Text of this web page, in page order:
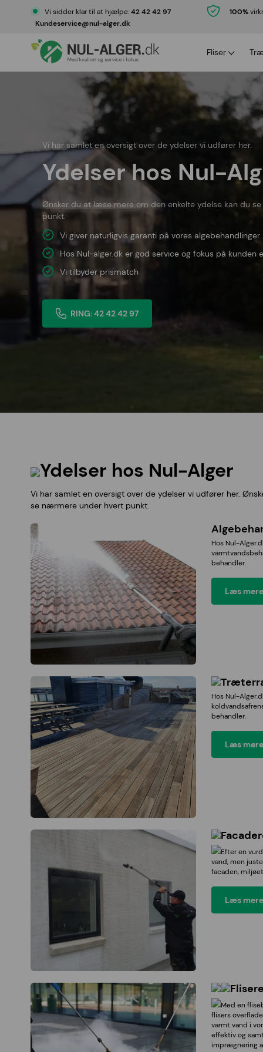
Vi sidder klar til at hjælpe:42 42 42 97 100%
Kundeservice@nul-alger.dk
Fliser
Fliserens med garanti
Fliserens priser
Gratis prøverens
Nul-alger
Trærens
Nul-
Vi har samlet en oversigt over de ydelser vi udfører her.
Ydelser hos Nul-
Ønsker du at læse mere om den enkelte ydelse kan du
punkt.
Vi giver naturligvis garanti på vores algebehandlinger.
Hos Nul-alger.dk er god service og fokus på kunden
Vi tilbyder prismatch
RING: 42 42 42 97
Ydelser hos Nul-Alger
Vi har samlet en oversigt over de ydelser vi udfører her.
se nærmere under hvert punkt.
Hos Nul-
behandler.
Læs
Hos Nul-
behandler.
Læs
Efter en
vand, men
facaden,
Læs
Med en
flisers
varmt vand i
effektiv og
imprægnering